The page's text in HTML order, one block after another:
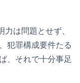
力は問題とせず、
、犯罪構成要件たる
、それで十分事足